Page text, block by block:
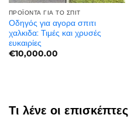
ΠΡΟΪΌΝΤΑ ΓΙΑ ΤΟ ΣΠΊΤ
Οδηγός για αγορα σπιτι
χαλκιδα: Τιμές και χρυσές
ευκαιρίες
€10,000.00
Τι λένε οι